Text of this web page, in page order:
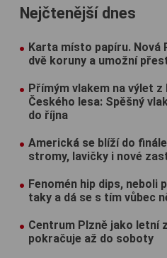
Nejčtenější dnes
Karta místo papíru. Nová
dvě koruny a umožní
Přímým vlakem na výlet
Českého lesa: Spěšný
do října
Americká se blíží do
stromy, lavičky i nové
Fenomén hip dips, neboli
taky a dá se s tím vůbec
Centrum Plzně jako letní
pokračuje až do soboty